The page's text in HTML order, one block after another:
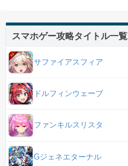
スマホゲー攻略タイトル一覧
サファイアスフィア
ドルフィンウェーブ
ファンキルスリスタ
Gジェネエターナル